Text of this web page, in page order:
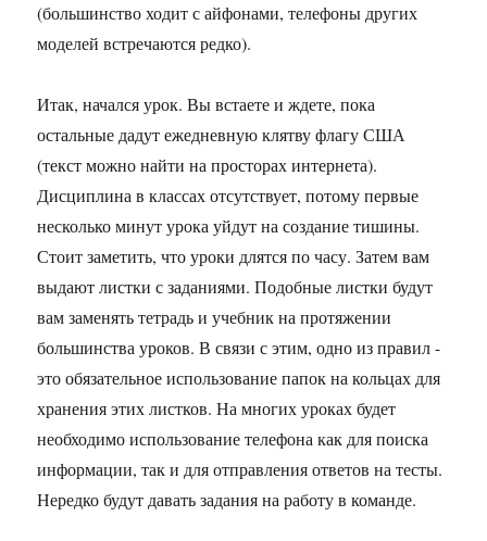
(большинство ходит с айфонами, телефоны других
моделей встречаются редко).
Итак, начался урок. Вы встаете и ждете, пока
остальные дадут ежедневную клятву флагу США
(текст можно найти на просторах интернета).
Дисциплина в классах отсутствует, потому первые
несколько минут урока уйдут на создание тишины.
Стоит заметить, что уроки длятся по часу. Затем вам
выдают листки с заданиями. Подобные листки будут
вам заменять тетрадь и учебник на протяжении
большинства уроков. В связи с этим, одно из правил -
это обязательное использование папок на кольцах для
хранения этих листков. На многих уроках будет
необходимо использование телефона как для поиска
информации, так и для отправления ответов на тесты.
Нередко будут давать задания на работу в команде.